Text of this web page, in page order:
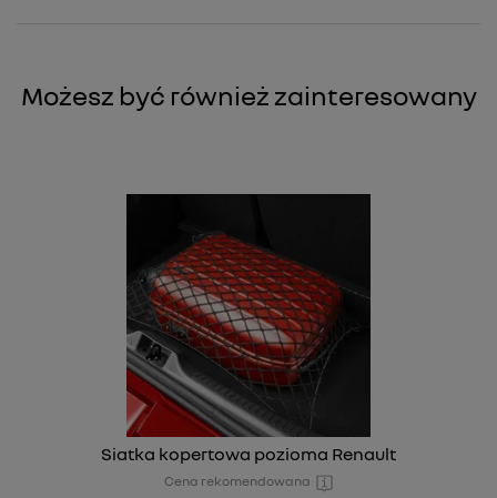
Możesz być również zainteresowany
Siatka kopertowa pozioma Renault
Cena rekomendowana